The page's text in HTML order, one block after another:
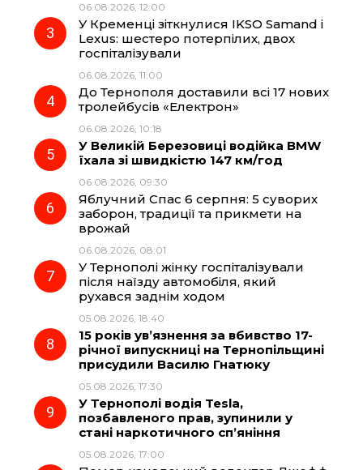
k
a
m
06.08.2026, 12:00
У Кременці зіткнулися IKSO Samand і
Lexus: шестеро потерпілих, двох
госпіталізували
06.08.2026, 11:00
До Тернополя доставили всі 17 нових
тролейбусів «Електрон»
06.08.2026, 10:18
У Великій Березовиці водійка BMW
їхала зі швидкістю 147 км/год
06.08.2026, 09:30
Яблучний Спас 6 серпня: 5 суворих
заборон, традиції та прикмети на
врожай
06.08.2026, 08:01
У Тернополі жінку госпіталізували
після наїзду автомобіля, який
рухався заднім ходом
05.08.2026, 18:40
15 років ув’язнення за вбивство 17-
річної випускниці на Тернопільщині
присудили Василю Гнатюку
05.08.2026, 17:30
У Тернополі водія Tesla,
позбавленого прав, зупинили у
стані наркотичного сп’яніння
05.08.2026, 17:00